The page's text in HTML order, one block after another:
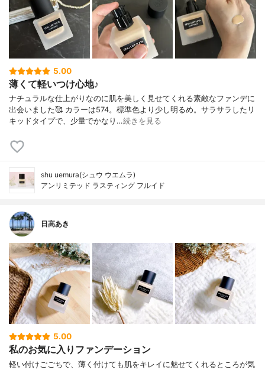
5.00
薄くて軽いつけ心地♪
ナチュラルな仕上がりなのに肌を美しく見せてくれる素敵なファンデに
出会いました🥰 カラーは574。標準色より少し明るめ。サラサラしたリ
キッドタイプで、少量でかなり…続きを見る
shu uemura(シュウ ウエムラ)
アンリミテッド ラスティング フルイド
日高あき
5.00
私のお気に入りファンデーション
軽い付けごごちで、薄く付けても肌をキレイに魅せてくれるところが気